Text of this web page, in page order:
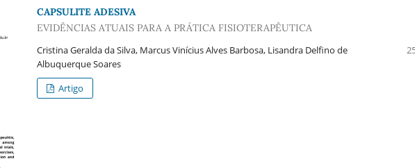
CAPSULITE ADESIVA
EVIDÊNCIAS ATUAIS PARA A PRÁTICA FISIOTERAPÊUTICA
Cristina Geralda da Silva, Marcus Vinícius Alves Barbosa, Lisandra Delfino de
Albuquerque Soares
Artigo